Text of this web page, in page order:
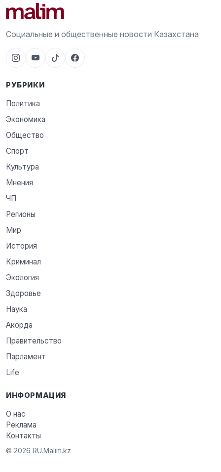
Социальные и общественные новости Казахстана
РУБРИКИ
Политика
Экономика
Общество
Спорт
Культура
Мнения
ЧП
Регионы
Мир
История
Криминал
Экология
Здоровье
Наука
Акорда
Правительство
Парламент
Life
ИНФОРМАЦИЯ
О нас
Реклама
Контакты
© 2026 RU.Malim.kz